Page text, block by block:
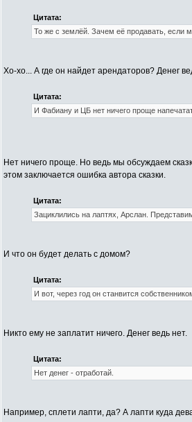
Цитата:
То же с землёй. Зачем её продавать, если
Хо-хо... А где он найдет арендаторов? Денег
Цитата:
И Фабиану и ЦБ нет ничего проще
Нет ничего проще. Но ведь мы обсуждаем
этом заключается ошибка автора сказки.
Цитата:
Зациклились на лаптях, Арслан.
И что он будет делать с домом?
Цитата:
И вот, через год он станвится
Никто ему не заплатит ничего. Денег ведь нет.
Цитата:
Нет денег - отработай.
Например, сплети лапти, да? А лапти куда